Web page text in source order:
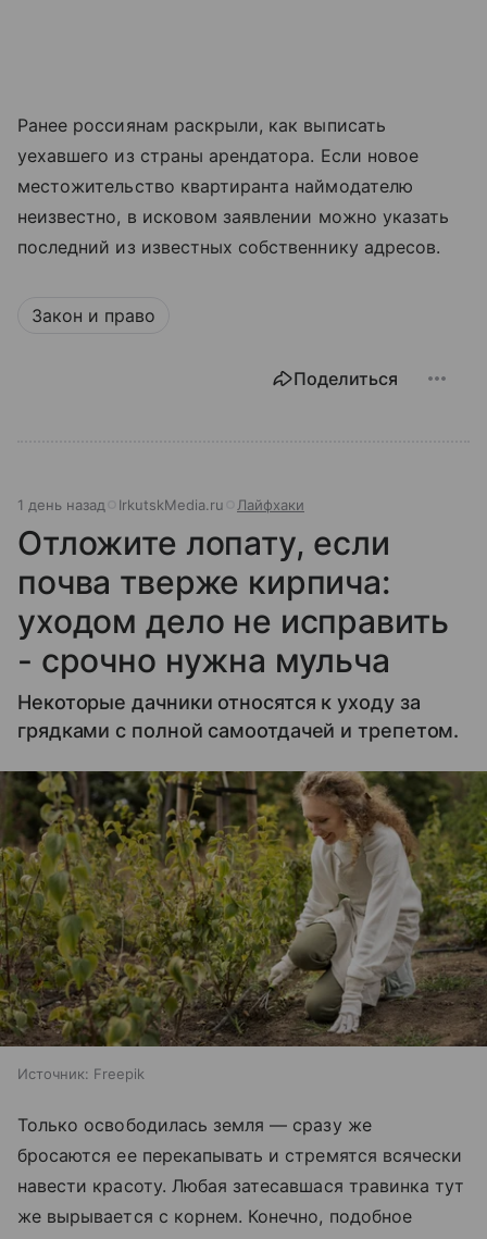
Ранее россиянам раскрыли, как выписать
уехавшего из страны арендатора. Если новое
местожительство квартиранта наймодателю
неизвестно, в исковом заявлении можно указать
последний из известных собственнику адресов.
Закон и право
Поделиться
1 день назад IrkutskMedia.ru Лайфхаки
Отложите лопату, если
почва тверже кирпича:
уходом дело не исправить
- срочно нужна мульча
Некоторые дачники относятся к уходу за
грядками с полной самоотдачей и трепетом.
Источник: Freepik
Только освободилась земля — сразу же
бросаются ее перекапывать и стремятся всячески
навести красоту. Любая затесавшася травинка тут
же вырывается с корнем. Конечно, подобное